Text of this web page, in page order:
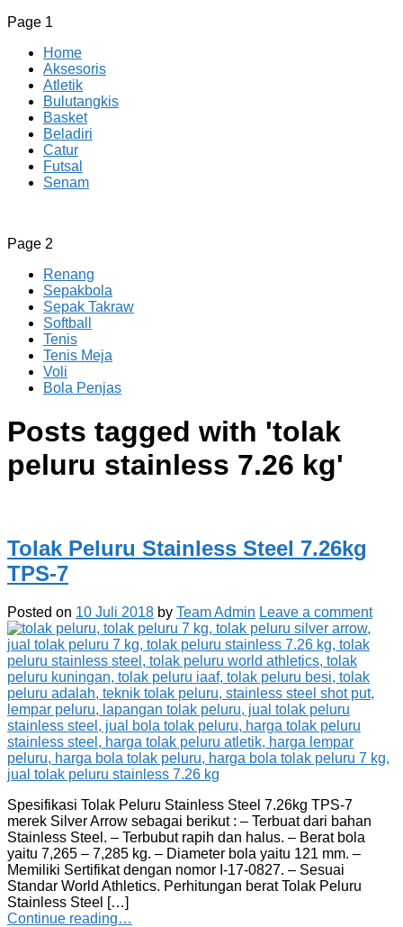
Page 1
Home
Aksesoris
Atletik
Bulutangkis
Basket
Beladiri
Catur
Futsal
Senam
CV JAYA BERSAMA Co Id
Menyediakan Semua Perlengkapan Olahraga Yang
Page 2
Renang
Sepakbola
Sepak Takraw
Softball
Tenis
Tenis Meja
Voli
Bola Penjas
Posts tagged with 'tolak
peluru stainless 7.26 kg'
Tolak Peluru Stainless Steel 7.26kg
TPS-7
Posted on 10 Juli 2018 by Team Admin Leave a comment
Spesifikasi Tolak Peluru Stainless Steel 7.26kg TPS-7
merek Silver Arrow sebagai berikut : – Terbuat dari bahan
Stainless Steel. – Terbubut rapih dan halus. – Berat bola
yaitu 7,265 – 7,285 kg. – Diameter bola yaitu 121 mm. –
Memiliki Sertifikat dengan nomor I-17-0827. – Sesuai
Standar World Athletics. Perhitungan berat Tolak Peluru
Stainless Steel […]
Continue reading…